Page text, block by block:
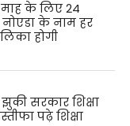
के लिए 24
के नाम हर
होगी
सरकार शिक्षा
पढ़े शिक्षा